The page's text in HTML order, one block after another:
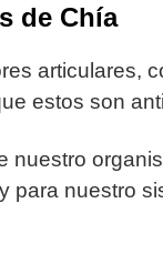
de Chía
articulares,
estos son
nuestro
para nuestro